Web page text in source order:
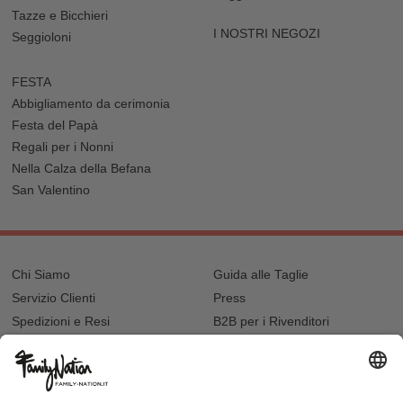
Tazze e Bicchieri
Seggioloni
I NOSTRI NEGOZI
FESTA
Abbigliamento da cerimonia
Festa del Papà
Regali per i Nonni
Nella Calza della Befana
San Valentino
Chi Siamo
Servizio Clienti
Spedizioni e Resi
Recupero password?
Lista regalo e nascita
Guida alle Taglie
Press
B2B per i Rivenditori